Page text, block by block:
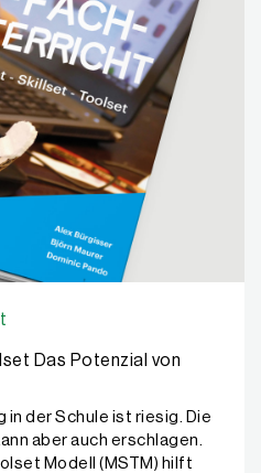
Das Potenzial von
in der Schule ist riesig. Die
aber auch erschlagen.
Modell (MSTM) hilft